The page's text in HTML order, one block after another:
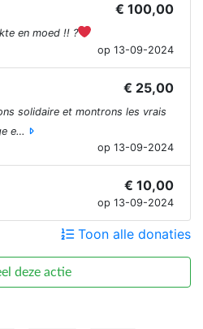
€ 100,00
en moed !! ?
op 13-09-2024
€ 25,00
solidaire et montrons les vrais
e…
op 13-09-2024
€ 10,00
op 13-09-2024
Toon alle donaties
deze actie